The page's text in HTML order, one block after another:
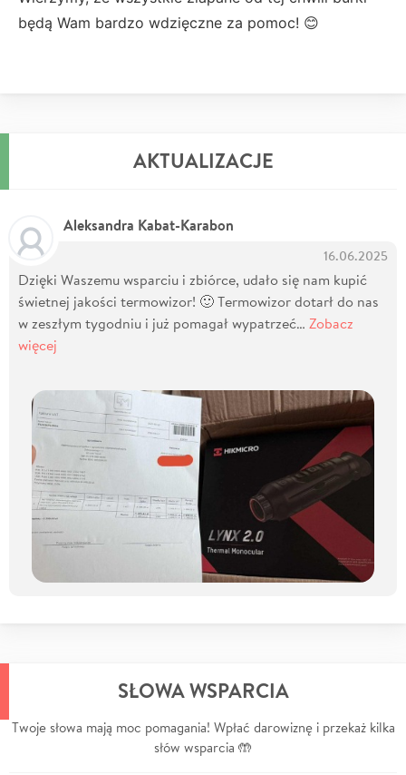
będą Wam bardzo wdzięczne za pomoc! 😊
AKTUALIZACJE
Aleksandra Kabat-Karabon
16.06.2025
Dzięki Waszemu wsparciu i zbiórce, udało się nam kupić
świetnej jakości termowizor! 🙂 Termowizor dotarł do nas
w zeszłym tygodniu i już pomagał wypatrzeć… Zobacz
więcej
SŁOWA WSPARCIA
Twoje słowa mają moc pomagania! Wpłać darowiznę i przekaż kilka
słów wsparcia 🤲